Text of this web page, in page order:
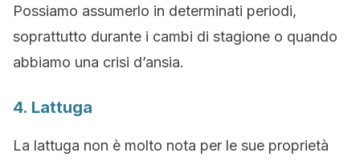
Possiamo assumerlo in determinati periodi,
soprattutto durante i cambi di stagione o quando
abbiamo una crisi d’ansia.
4. Lattuga
La lattuga non è molto nota per le sue proprietà